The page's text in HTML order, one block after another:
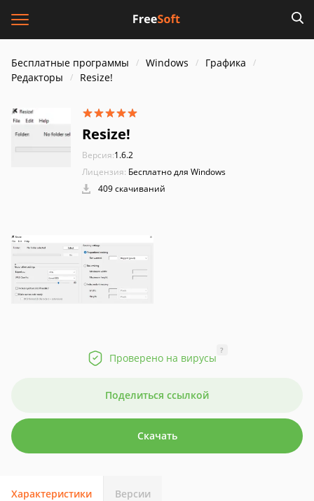
Бесплатные программы Windows
Графика
Редакторы
Resize!
Resize!
Версия:1.6.2
Лицензия: Бесплатно для Windows
409 скачиваний
Проверено на вирусы
?
Поделиться ссылкой
Скачать
Характеристики Версии